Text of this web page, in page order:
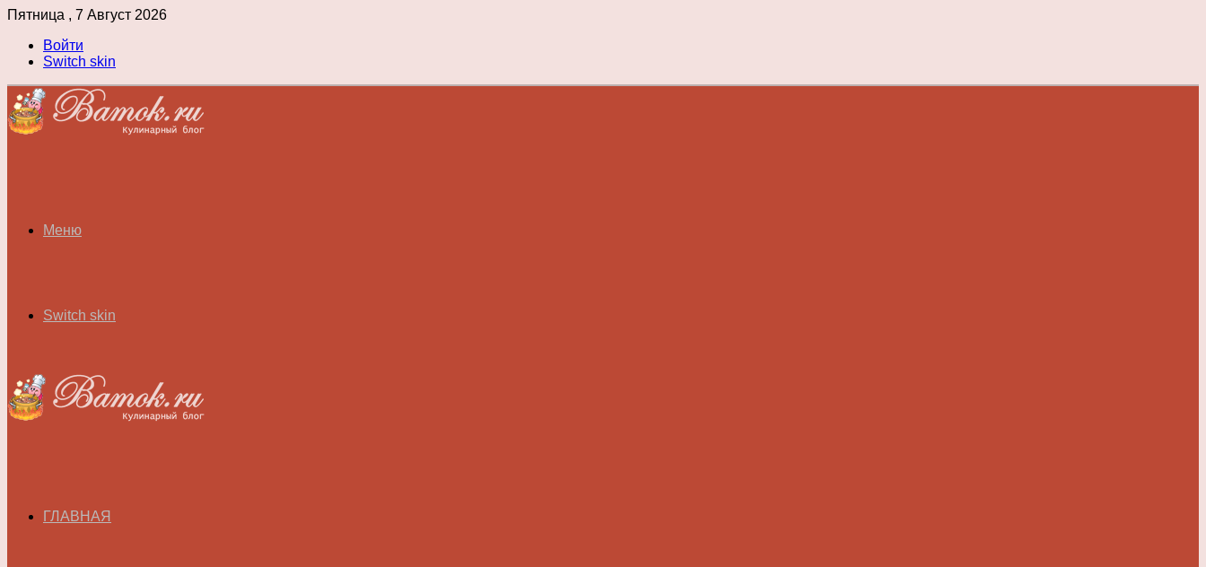
Пятница , 7 Август 2026
Войти
Switch skin
Меню
Switch skin
ГЛАВНАЯ